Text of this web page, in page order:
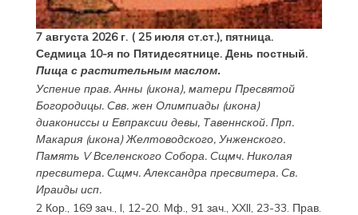
7 августа 2026 г. ( 25 июля ст.ст.), пятница.
Седмица 10-я по Пятидесятнице. День постный.
Пища с растительным маслом.
Успение прав.Анны(икона), матери Пресвятой
Богородицы. Свв. жен Олимпиады(икона)
диакониссы и Евпраксиидевы, Тавеннской. Прп.
Макария(икона) Желтоводского, Унженского.
Память V Вселенского Собора. Сщмч. Николая
пресвитера. Сщмч.Александрапресвитера. Св.
Ираидыисп.
2 Кор., 169 зач., I, 12-20. Мф., 91 зач., XXII, 23-33. Прав.